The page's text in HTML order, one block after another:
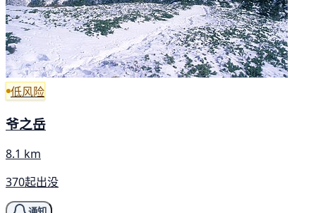
低风险
爷之岳
8.1 km
370起出没